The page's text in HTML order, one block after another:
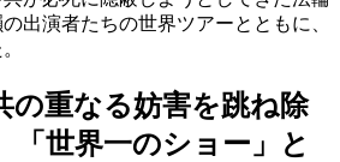
出演者たちの世界ツアーとともに、
重なる妨害を跳ね除
「世界一のショー」と